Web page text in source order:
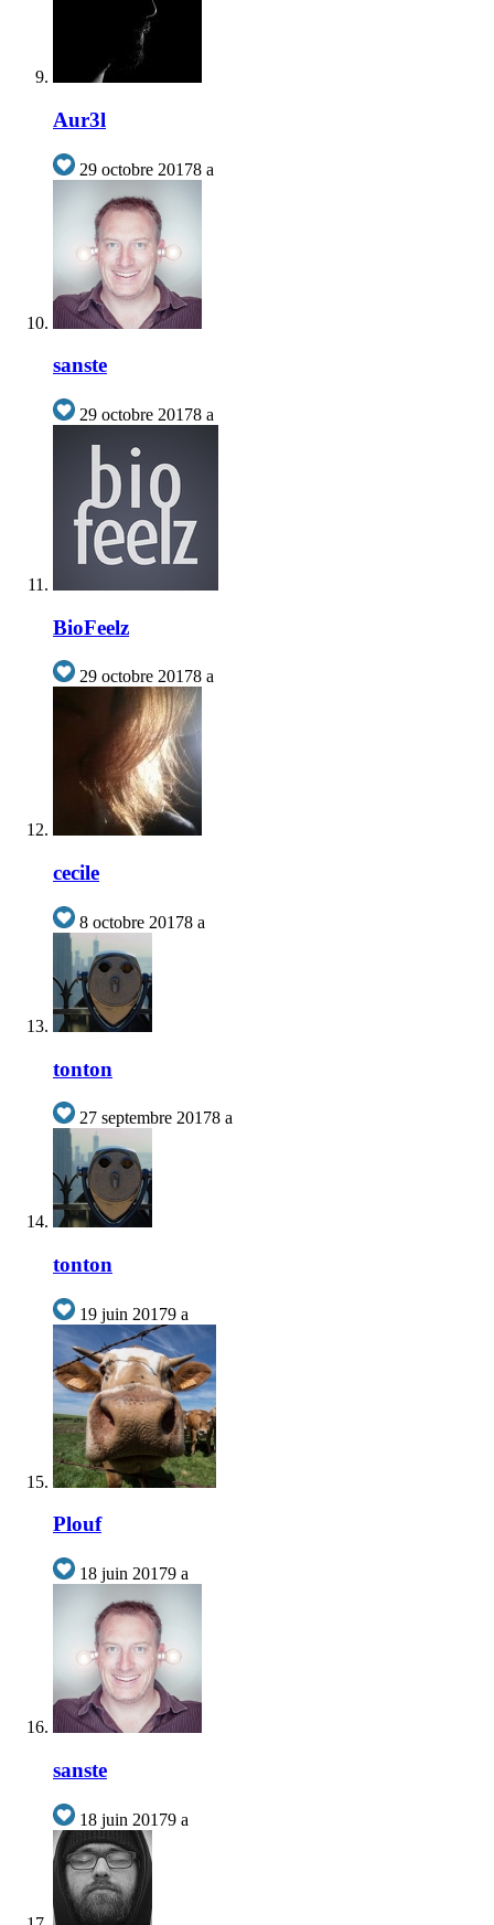
Aur3l
29 octobre 20178 a
sanste
29 octobre 20178 a
BioFeelz
29 octobre 20178 a
cecile
8 octobre 20178 a
tonton
27 septembre 20178 a
tonton
19 juin 20179 a
Plouf
18 juin 20179 a
sanste
18 juin 20179 a